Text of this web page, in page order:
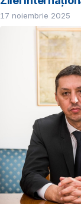
17 noiembrie 2025